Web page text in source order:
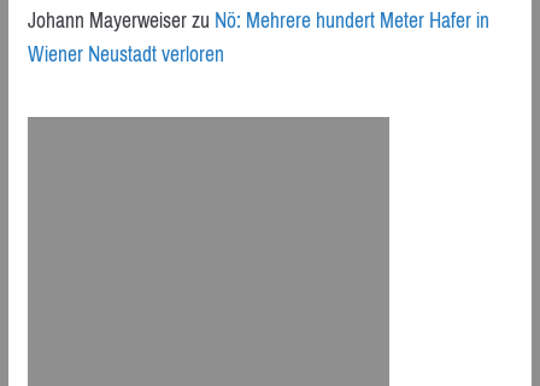
Johann MayerweiserzuNö: Mehrere hundert Meter Hafer in
Wiener Neustadt verloren